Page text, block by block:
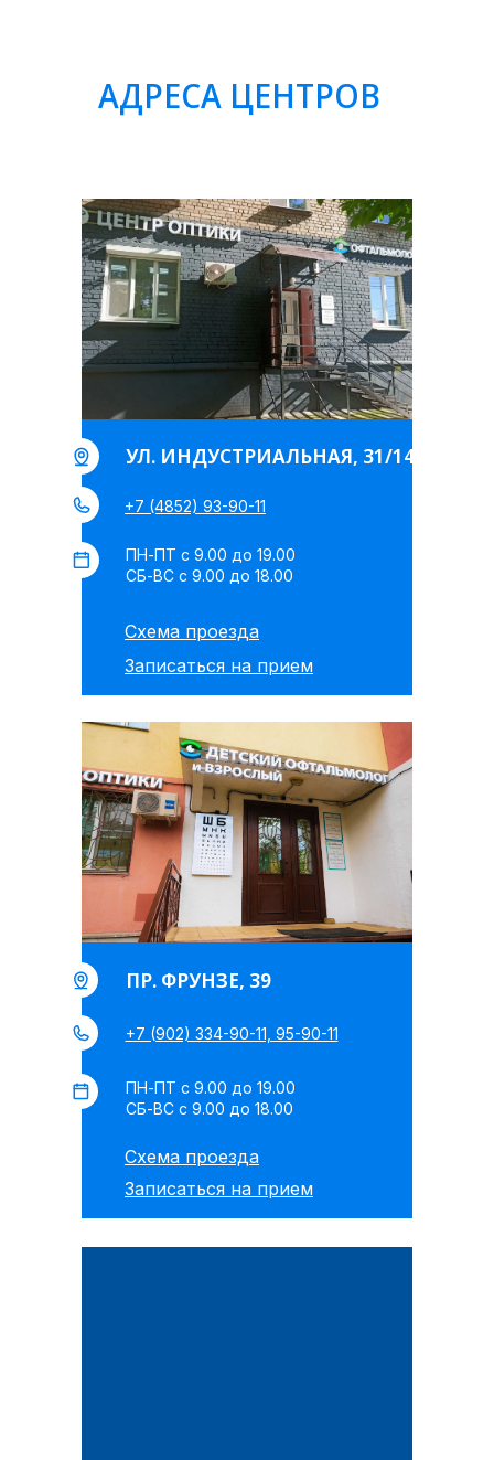
АДРЕСА ЦЕНТРОВ
УЛ. ИНДУСТРИАЛЬНАЯ, 31/14
ПН-ПТ с 9.00 до 19.00
СБ-ВС с 9.00 до 18.00
+7 (4852) 93-90-11
ПР. ФРУНЗЕ, 39
ПН-ПТ с 9.00 до 19.00
СБ-ВС с 9.00 до 18.00
+7 (902) 334-90-11, 95-90-11
Схема проезда
Записаться на прием
Схема проезда
Записаться на прием